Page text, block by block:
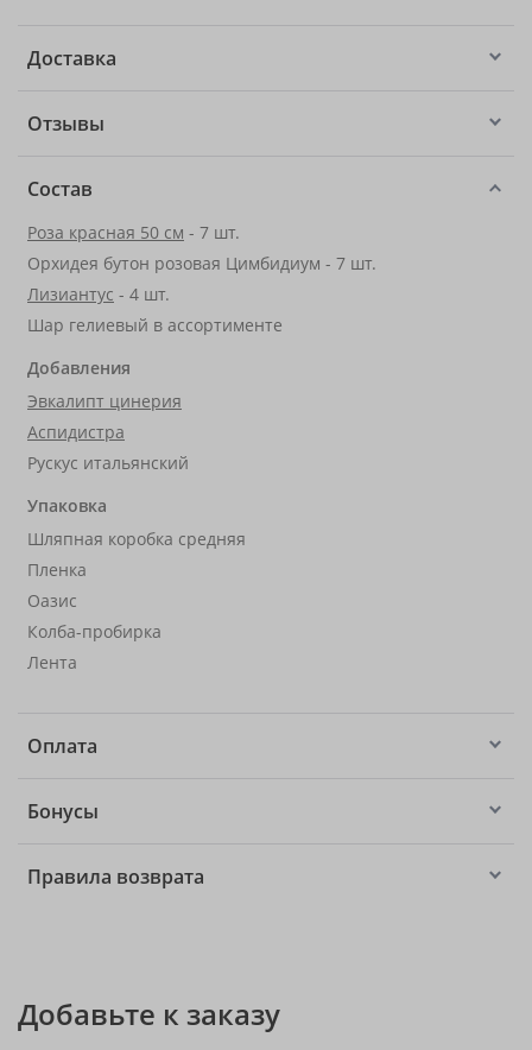
Доставка
Отзывы
Состав
Роза красная 50 см - 7 шт.
Орхидея бутон розовая Цимбидиум - 7 шт.
Лизиантус - 4 шт.
Шар гелиевый в ассортименте
Добавления
Эвкалипт цинерия
Аспидистра
Рускус итальянский
Упаковка
Шляпная коробка средняя
Пленка
Оазис
Колба-пробирка
Лента
Оплата
Бонусы
Правила возврата
Добавьте к заказу